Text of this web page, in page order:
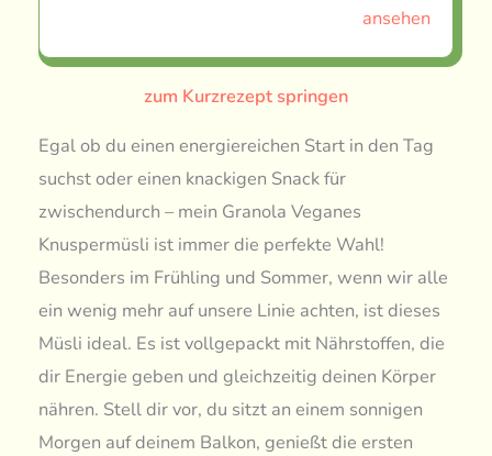
ansehen
zum Kurzrezept springen
Egal ob du einen energiereichen Start in den Tag
suchst oder einen knackigen Snack für
zwischendurch – mein Granola Veganes
Knuspermüsli ist immer die perfekte Wahl!
Besonders im Frühling und Sommer, wenn wir alle
ein wenig mehr auf unsere Linie achten, ist dieses
Müsli ideal. Es ist vollgepackt mit Nährstoffen, die
dir Energie geben und gleichzeitig deinen Körper
nähren. Stell dir vor, du sitzt an einem sonnigen
Morgen auf deinem Balkon, genießt die ersten